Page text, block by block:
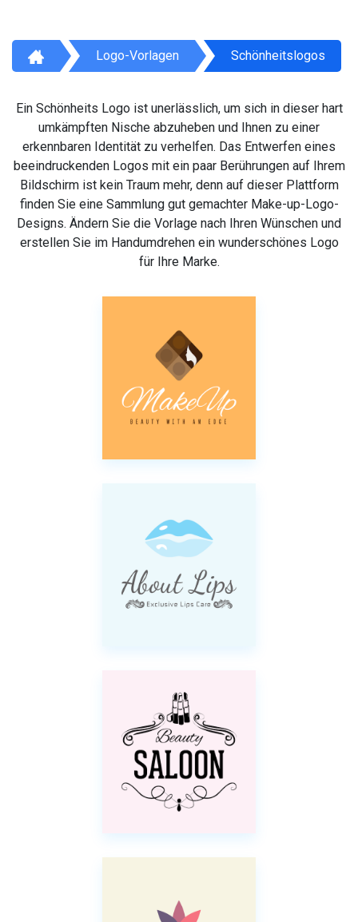
Logo-Vorlagen Schönheitslogos
Ein Schönheits Logo ist unerlässlich, um sich in dieser hart
umkämpften Nische abzuheben und Ihnen zu einer
erkennbaren Identität zu verhelfen. Das Entwerfen eines
beeindruckenden Logos mit ein paar Berührungen auf Ihrem
Bildschirm ist kein Traum mehr, denn auf dieser Plattform
finden Sie eine Sammlung gut gemachter Make-up-Logo-
Designs. Ändern Sie die Vorlage nach Ihren Wünschen und
erstellen Sie im Handumdrehen ein wunderschönes Logo
für Ihre Marke.